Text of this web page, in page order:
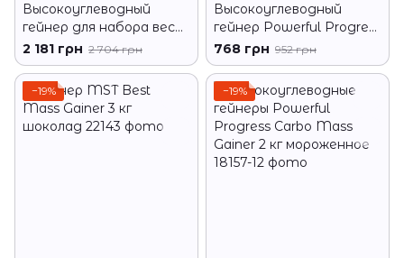
Высокоуглеводный
гейнер для набора веса
OLIMP Gain Bolic 6000
3500 г
2 181 грн 2 704 грн
Высокоуглеводный
гейнер Powerful Progress
Carbo Mass Gainer 2000
г банан
768 грн 952 грн
−19% −19%